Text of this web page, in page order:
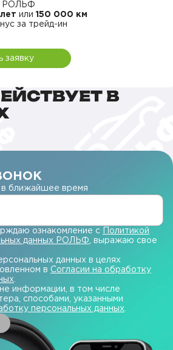
РОЛЬФ
или 150 000 км
за трейд-ин
заявку
В
ближайшее время
ознакомление с
Политикой
данных РОЛЬФ , выражаю свое
данных в целях
в Согласии на обработку
информации, в том числе
способами, указанными
персональных данных